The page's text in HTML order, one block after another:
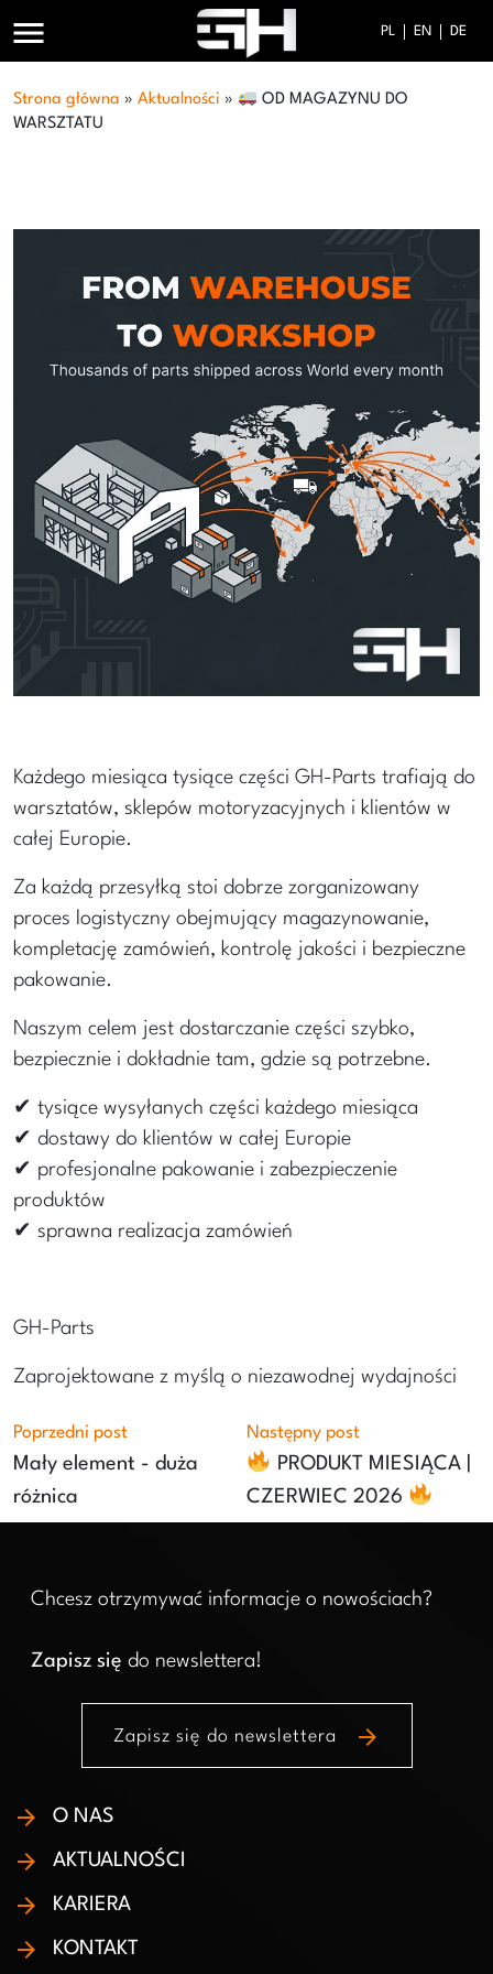
menu PL EN DE
Strona główna » Aktualności »
OD MAGAZYNU DO
WARSZTATU
Każdego miesiąca tysiące części GH-Parts trafiają do
warsztatów, sklepów motoryzacyjnych i klientów w
całej Europie.
Za każdą przesyłką stoi dobrze zorganizowany
proces logistyczny obejmujący magazynowanie,
kompletację zamówień, kontrolę jakości i bezpieczne
pakowanie.
Naszym celem jest dostarczanie części szybko,
bezpiecznie i dokładnie tam, gdzie są potrzebne.
✔ tysiące wysyłanych części każdego miesiąca
✔ dostawy do klientów w całej Europie
✔ profesjonalne pakowanie i zabezpieczenie
produktów
✔ sprawna realizacja zamówień
GH-Parts
Zaprojektowane z myślą o niezawodnej wydajności
Poprzedni post
Mały element - duża
różnica
Następny post
PRODUKT MIESIĄCA |
CZERWIEC 2026
Chcesz otrzymywać informacje o nowościach?
Zapisz się do newslettera!
Zapisz się do newslettera arrow_forward
O NAS
AKTUALNOŚCI
KARIERA
KONTAKT